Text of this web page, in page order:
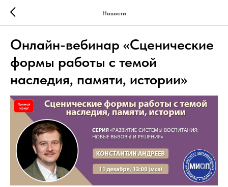
Новости
Онлайн-вебинар «Сценические
формы работы с темой
наследия, памяти, истории»